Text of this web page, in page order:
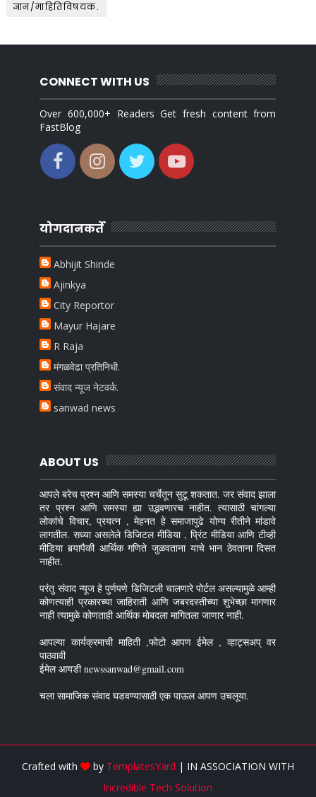
ज्ञान/माहितिविषयक.
CONNECT WITH US
Over 600,000+ Readers Get fresh content from
FastBlog
योगदानकर्ते
Abhijit Shinde
Ajinkya
City Reportor
Mayur Hajare
R Raja
मंगळवेढा प्रतिनिधी.
संवाद न्यूज नेटवर्क.
sanwad news
ABOUT US
आपले बरेच प्रश्न आणि समस्या चर्चेतून सुटू शकतात. जर संवाद झाला
तर प्रश्न आणि समस्या ह्या उद्भवणारच नाहीत. त्यासाठी चांगल्या
लोकांचे विचार, प्रयत्न , मेहनत हे समाजापुढे योग्य रीतीने मांडावे
लागतील. सध्या असलेले डिजिटल मीडिया , प्रिंट मीडिया आणि टीव्ही
मीडिया बर्‍यापैकी आर्थिक गणिते जुळवताना याचे भान ठेवताना दिसत
नाहीत.
परंतु संवाद न्यूज हे पुर्णपणे डिजिटली चालणारे पोर्टल असल्यामुळे आम्ही
कोणत्याही प्रकारच्या जाहिराती आणि जबरदस्तीच्या शुभेच्छा मागणार
नाही त्यामुळे कोणताही आर्थिक मोबदला मागितला जाणार नाही.
आपल्या कार्यक्रमाची माहिती ,फोटो आपण ईमेल , व्हाट्सअप् वर
पाठवावी
ईमेल आयडी newssanwad@gmail.com
चला सामाजिक संवाद घडवण्यासाठी एक पाऊल आपण उचलूया.
Crafted with by TemplatesYard | IN ASSOCIATION WITH
Incredible Tech Solution